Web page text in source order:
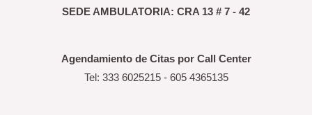
SEDE AMBULATORIA: CRA 13 # 7 - 42
Agendamiento de Citas por Call Center
Tel: 333 6025215 - 605 4365135